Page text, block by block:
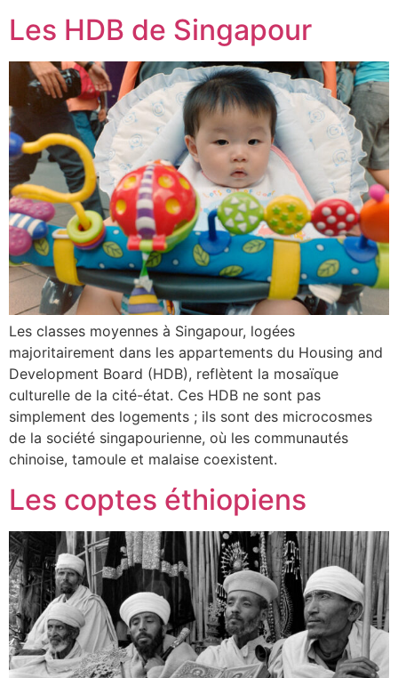
Les HDB de Singapour
Les classes moyennes à Singapour, logées
majoritairement dans les appartements du Housing and
Development Board (HDB), reflètent la mosaïque
culturelle de la cité-état. Ces HDB ne sont pas
simplement des logements ; ils sont des microcosmes
de la société singapourienne, où les communautés
chinoise, tamoule et malaise coexistent.
Les coptes éthiopiens